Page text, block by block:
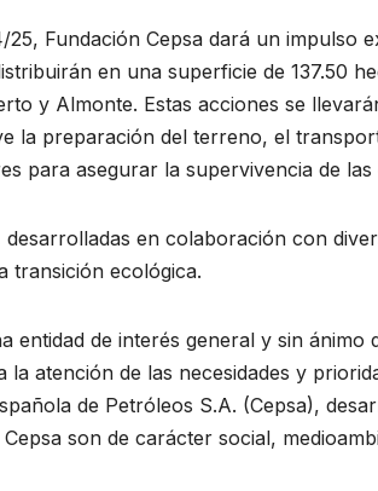
25, Fundación Cepsa dará un impulso
en una superficie de 137.50
y Almonte. Estas acciones se
la preparación del terreno, el
para asegurar la supervivencia de las
en colaboración con
transición ecológica.
entidad de interés general y sin
la atención de las necesidades y
de Petróleos S.A. (Cepsa),
son de carácter social,